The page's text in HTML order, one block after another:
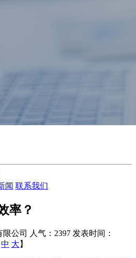
闻 联系我们
率？
公司 人气：2397 发表时间：
中 大 】